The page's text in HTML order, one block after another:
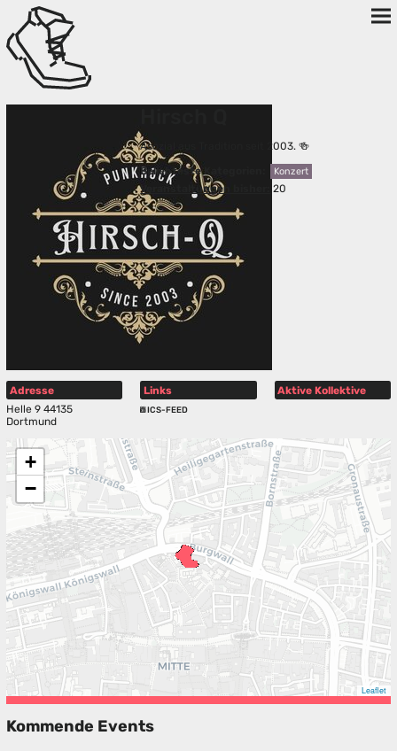
Asozial aus Tradition seit 2003. 🍻
Beliebteste Kategorien:
Konzert
Veranstaltungen bisher: 20
Adresse
Helle 9 44135
Dortmund
Links
ICS-FEED
Aktive Kollektive
+
−
Leaflet
Kommende Events